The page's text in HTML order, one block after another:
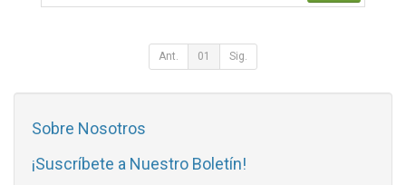
Ant. 01 Sig.
Sobre Nosotros
¡Suscríbete a Nuestro Boletín!